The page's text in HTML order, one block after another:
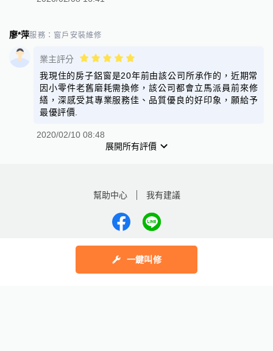
一鍵叫修
廖*萍服務： 窗戶安裝維修
業主評分
我現住的房子鋁窗是20年前由該公司所承作的，近期常
因小零件老舊磨耗需換修，該公司都會立馬派員前來修
繕，深感受其專業服務佳、品質優良的好印象，願給予
最優評價.
2020/02/10 08:48
展開所有評價
幫助中心 我有建議
Copyright © 2025 by Addcn Technology Co., Ltd. All Rights reserved